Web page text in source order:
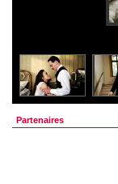
Partenaires